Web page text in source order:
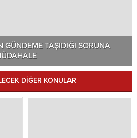
GÜNDEME TAŞIDIĞI SORUNA
DİĞER KONULAR